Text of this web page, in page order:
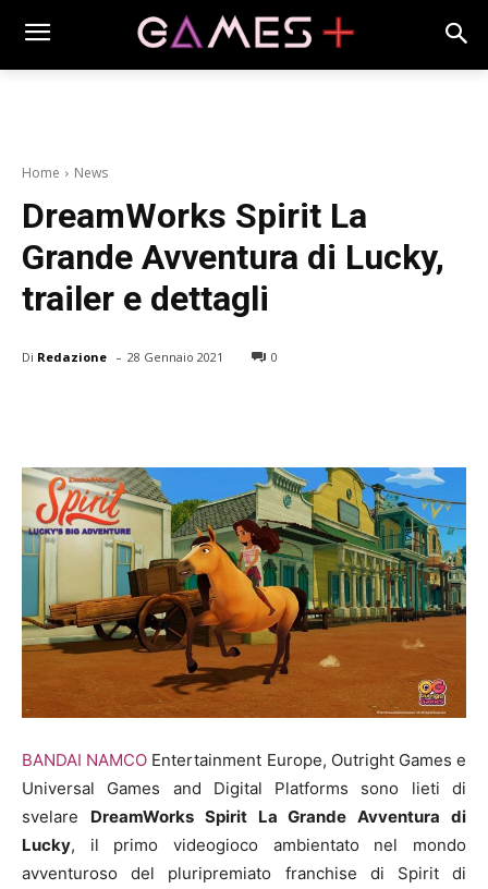
Home News
DreamWorks Spirit La
Grande Avventura di Lucky,
trailer e dettagli
Di Redazione - 28 Gennaio 2021 0
BANDAI NAMCO Entertainment Europe, Outright Games e
Universal Games and Digital Platforms sono lieti di
svelare DreamWorks Spirit La Grande Avventura di
Lucky, il primo videogioco ambientato nel mondo
avventuroso del pluripremiato franchise di Spirit di